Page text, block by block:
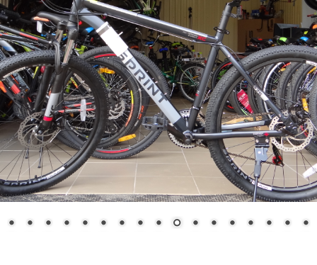
ЗЕРНОДРОБИЛКИ
АВТОМОЙКИ
МОТОБЛОКИ
РАСПРОДАЖА !!!
ТЕПЛОТЕХНИКА
ЛЕСТНИЦЫ
СЕКЦИОННЫЕ
РАЗНОЕ
ФОТО РЕТРО ПАВЛОВО